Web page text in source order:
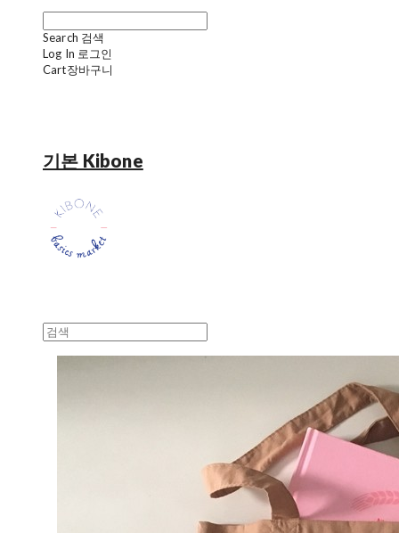
Search 검색
Log In 로그인
Cart장바구니
기본 Kibone